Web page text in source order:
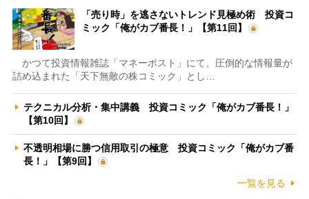
「売り時」を逃さないトレンド見極め術 投資コ
ミック「俺がカブ番長！」【第11回】
かつて投資情報雑誌「マネーポスト」にて、圧倒的な情報量が
詰め込まれた「天下無敵の株コミック」とし…
テクニカル分析・集中講義 投資コミック「俺がカブ番長！」
【第10回】
不透明相場に勝つ信用取引の極意 投資コミック「俺がカブ番
長！」【第9回】
一覧を見る